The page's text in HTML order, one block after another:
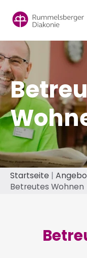
zum
Inhalt
Startseite
Betreutes Wohnen